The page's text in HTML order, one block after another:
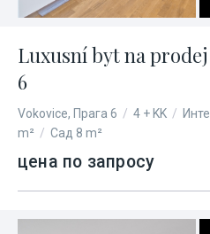
Luxusní byt na
6
Vokovice, Прага 6 / 4 + KK /
m² / Сад 8 m²
цена по запросу